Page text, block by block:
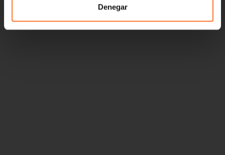
Denegar